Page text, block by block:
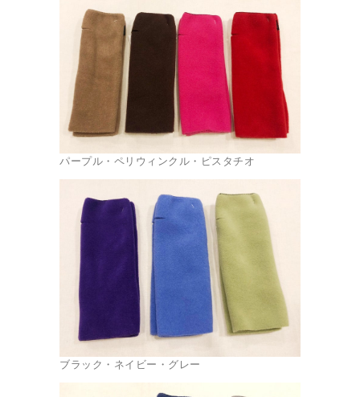
パープル・ペリウィンクル・ピスタチオ
ブラック・ネイビー・グレー